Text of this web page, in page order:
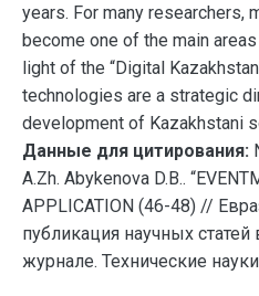
years. For many researchers,
become one of the main
light of the “Digital
technologies are a strategic
development of Kazakhstani
Данные для цитирования:
A.Zh. Abykenova D.B..
APPLICATION (46-48) //
публикация научных
журнале. Технические